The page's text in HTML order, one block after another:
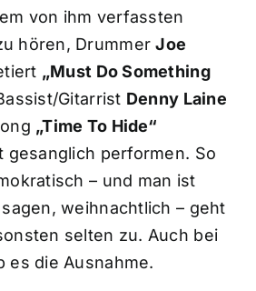
von ihm verfassten
hören, DrummerJoe
„Must Do Something
Gitarrist Denny Laine
„Time To Hide“
gesanglich performen. So
– und man ist
weihnachtlich – geht
selten zu. Auch bei
es die Ausnahme.